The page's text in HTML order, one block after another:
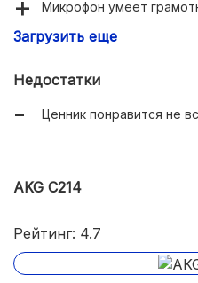
Микрофон умеет
Звук получается
Загрузить еще
Недостатки
Ценник понравится не
AKG C214
Рейтинг: 4.7